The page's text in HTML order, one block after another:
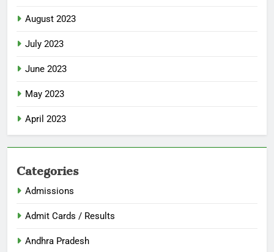
August 2023
July 2023
June 2023
May 2023
April 2023
Categories
Admissions
Admit Cards / Results
Andhra Pradesh